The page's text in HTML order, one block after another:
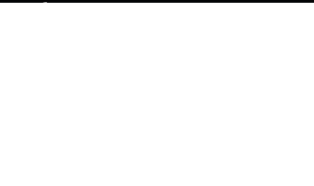
InstagramFacebookYouTube